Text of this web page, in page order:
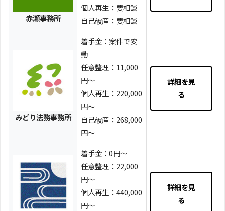
赤瀬事務所
個人再生：要相談
自己破産：要相談
みどり法務事務所
着手金：案件で変
動
任意整理：11,000
円～
個人再生：220,000
円～
自己破産：268,000
円～
詳細を見
る
着手金：0円～
任意整理：22,000
円～
個人再生：440,000
円～
詳細を見
る